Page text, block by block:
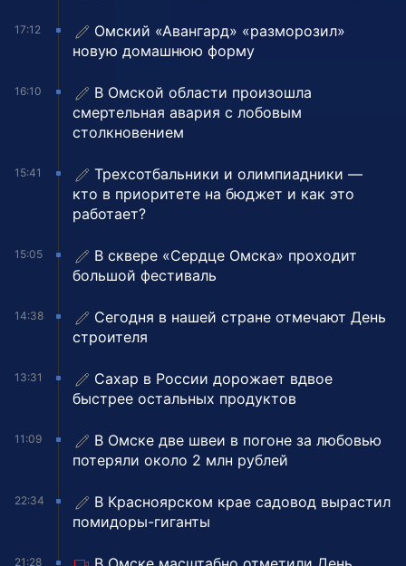
17:12
Омский «Авангард» «разморозил»
новую домашнюю форму
16:10
В Омской области произошла
смертельная авария с лобовым
столкновением
15:41
Трехсотбальники и олимпиадники —
кто в приоритете на бюджет и как это
работает?
15:05
В сквере «Сердце Омска» проходит
большой фестиваль
14:38
Сегодня в нашей стране отмечают День
строителя
13:31
Сахар в России дорожает вдвое
быстрее остальных продуктов
11:09
В Омске две швеи в погоне за любовью
потеряли около 2 млн рублей
22:34
В Красноярском крае садовод вырастил
помидоры-гиганты
21:28